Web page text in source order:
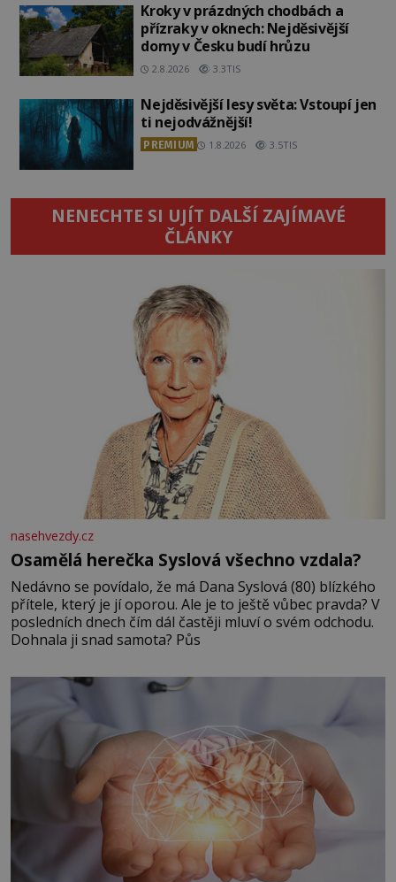
Kroky v prázdných chodbách a
přízraky v oknech: Nejděsivější
domy v Česku budí hrůzu
2.8.2026 3.3TIS
Nejděsivější lesy světa: Vstoupí jen
ti nejodvážnější!
PREMIUM 1.8.2026 3.5TIS
NENECHTE SI UJÍT DALŠÍ ZAJÍMAVÉ
ČLÁNKY
nasehvezdy.cz
Osamělá herečka Syslová všechno vzdala?
Nedávno se povídalo, že má Dana Syslová (80) blízkého
přítele, který je jí oporou. Ale je to ještě vůbec pravda? V
posledních dnech čím dál častěji mluví o svém odchodu.
Dohnala ji snad samota? Půs